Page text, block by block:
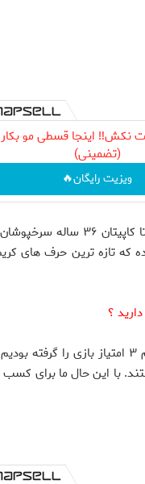
نکش‼️ اینجا قسطی مو بکار
(تضمینی)
ویزیت رایگان🔥
تازه ترین حرف های
به نظرم بازی بسیار خوبی به نمایش گذاشتیم و اگر قدر موقعیت ها
با این حال ما برای کسب